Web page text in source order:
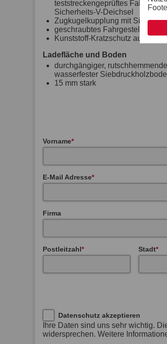
teststreckengeprüftes
Sicherheits-V-Deichsel
Zugkugelkupplung mit
geschraubtes Fahrgestell
Kunststoff-Kratzschutz auf
Ladefläche und Boden
durchgängiger,
wasserfester
15 mm stark
Vorname
E-Mail Adresse
Firma
Postleitzahl Stadt
Datenschutz akzeptieren
Ihre Daten sind uns sehr wichtig.
widersprechen. Weitere